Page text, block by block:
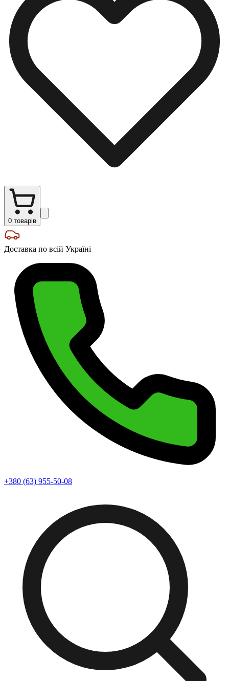
0 товарів
Доставка по всій Україні
+380 (63) 955-50-08